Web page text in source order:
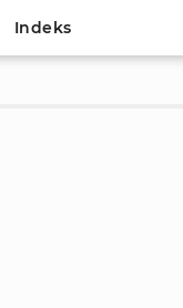
Indeks